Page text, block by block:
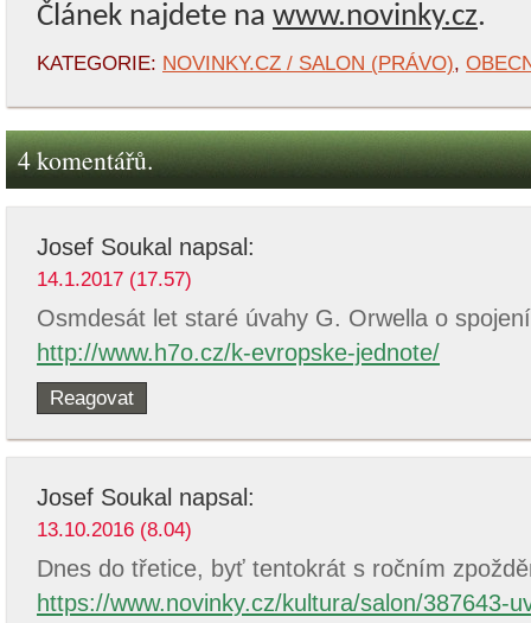
Článek najdete na www.novinky.cz.
KATEGORIE: NOVINKY.CZ / SALON (PRÁVO),
4 komentářů.
Josef Soukal napsal:
14.1.2017 (17.57)
Osmdesát let staré úvahy G. Orwella o
http://www.h7o.cz/k-evropske-jednote/
Reagovat
Josef Soukal napsal:
13.10.2016 (8.04)
Dnes do třetice, byť tentokrát s ročním
https://www.novinky.cz/kultura/salon/387643-